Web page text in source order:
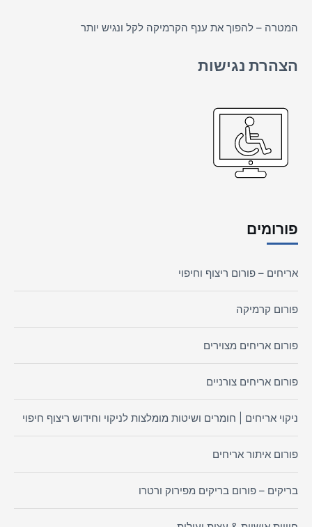
המטרה – להפוך את ענף הקרמיקה לקל ונגיש יותר
הצהרת נגישות
פורומים
אריחים – פורום ריצוף וחיפוי
פורום קרמיקה
פורום אריחים מצוירים
פורום אריחים צורניים
ניקוי אריחים | חומרים ושיטות מומלצות לניקוי וחידוש ריצוף חיפוי
פורום איתור אריחים
בריקים – פורום בריקים מפירוק ורטרו